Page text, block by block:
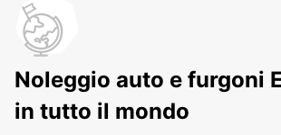
Noleggio auto e furgoni
in tutto il mondo